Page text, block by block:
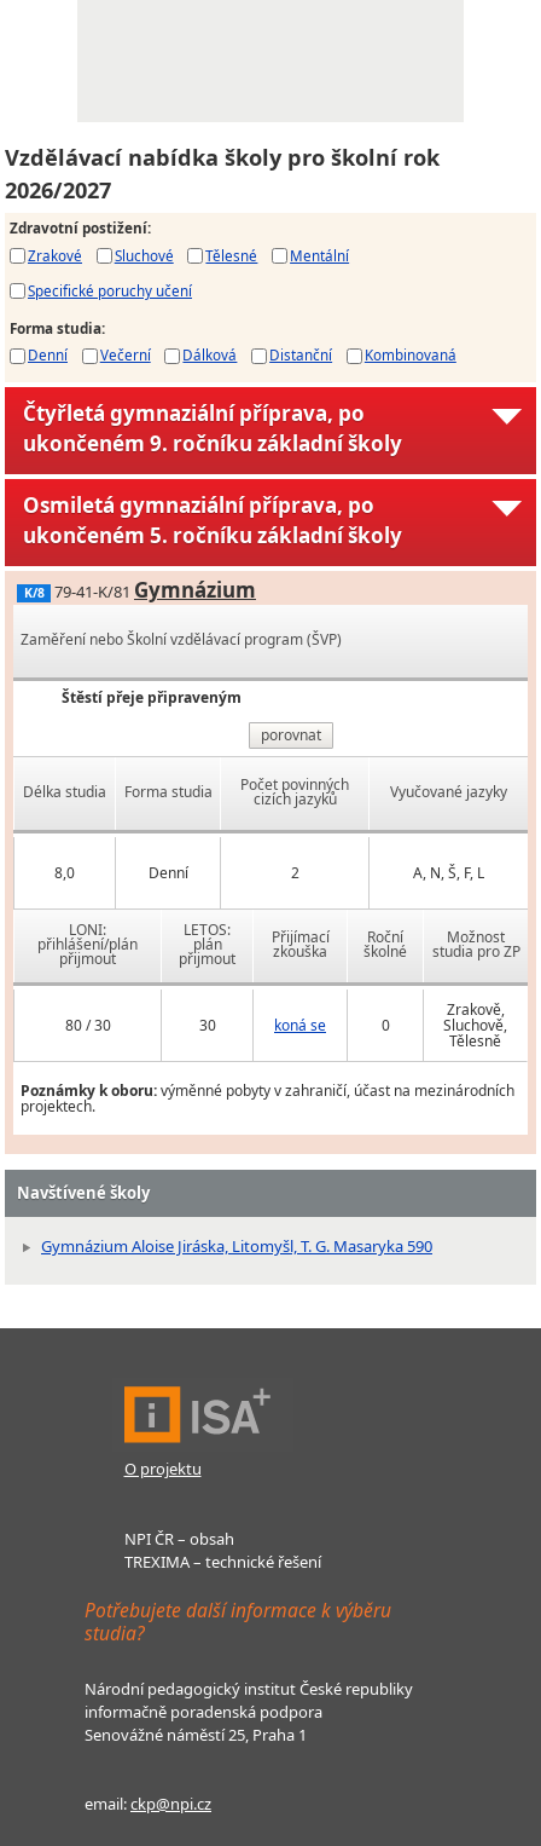
Vzdělávací nabídka školy pro školní rok
2026/2027
Zdravotní postižení:
Zrakové
Sluchové Tělesné
Mentální
Specifické poruchy učení
Forma studia:
Denní
Večerní Dálková Distanční Kombinovaná
Čtyřletá gymnaziální příprava, po
ukončeném 9. ročníku základní školy
Osmiletá gymnaziální příprava, po
ukončeném 5. ročníku základní školy
K/8 79-41-K/81 Gymnázium
Zaměření nebo Školní vzdělávací program (ŠVP)
Štěstí přeje připraveným
porovnat
Délka studia Forma studia Počet povinných
cizích jazyků Vyučované jazyky
8,0 Denní 2 A, N, Š, F, L
LONI:
přihlášení/plán
přijmout
LETOS:
plán
přijmout
Přijímací
zkouška
Roční
školné
Možnost
studia pro ZP
80 / 30 30 koná se 0
Zrakově,
Sluchově,
Tělesně
Poznámky k oboru:výměnné pobyty v zahraničí, účast na mezinárodních
projektech.
Navštívené školy
Gymnázium Aloise Jiráska, Litomyšl, T. G. Masaryka 590
O projektu
NPI ČR – obsah
TREXIMA – technické řešení
Potřebujete další informace k výběru
studia?
Národní pedagogický institut České republiky
informačně poradenská podpora
Senovážné náměstí 25, Praha 1
email:ckp@npi.cz